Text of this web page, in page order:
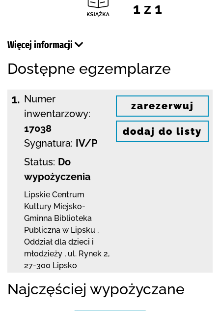
1 z 1
Więcej informacji
Dostępne egzemplarze
1. Numer
inwentarzowy:
17038
Sygnatura: IV/P
Status: Do
wypożyczenia
Lipskie Centrum
Kultury Miejsko-
Gminna Biblioteka
Publiczna w Lipsku ,
Oddział dla dzieci i
młodzieży , ul. Rynek 2,
27-300 Lipsko
zarezerwuj
dodaj do listy
Najczęściej wypożyczane